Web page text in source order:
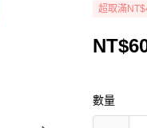
超取滿
數量